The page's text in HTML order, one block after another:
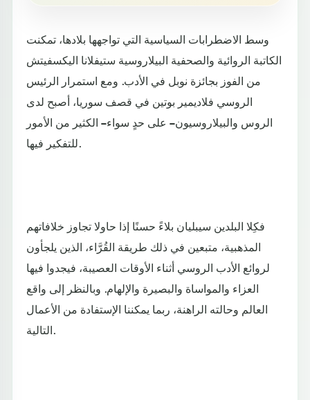
وسط الاضطرابات السياسية التي تواجهها بلادها، تمكنت
الكاتبة الروائية والصحفية البيلاروسية ستيفلانا اليكسفيتش
من الفوز بجائزة نوبل في الأدب. ومع استمرار الرئيس
الروسي فلاديمير بوتين في قصف سوريا، أصبح لدى
الروس والبيلاروسيون – على حدٍ سواء – الكثير من الأمور
للتفكير فيها.
فكِلا البلدين سيبليان بلاءً حسنًا إذا حاولا تجاوز خلافاتهم
المذهبية، متبعين في ذلك طريقة القُرَّاء، الذين يلجأون
لروائع الأدب الروسي أثناء الأوقات العصيبة، فيجدوا فيها
العزاء والمواساة والبصيرة والإلهام. وبالنظر إلى واقع
العالم وحالته الراهنة، ربما يمكننا الإستفادة من الأعمال
التالية.